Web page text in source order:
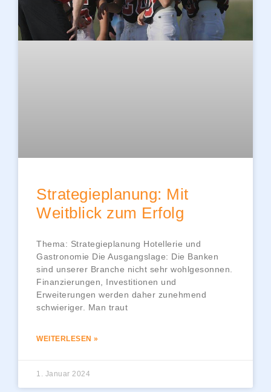
Strategieplanung: Mit
Weitblick zum Erfolg
Thema: Strategieplanung Hotellerie und
Gastronomie Die Ausgangslage: Die Banken
sind unserer Branche nicht sehr wohlgesonnen.
Finanzierungen, Investitionen und
Erweiterungen werden daher zunehmend
schwieriger. Man traut
WEITERLESEN »
1. Januar 2024